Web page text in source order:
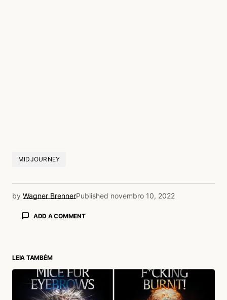
MIDJOURNEY
by Wagner BrennerPublished novembro 10, 2022
ADD A COMMENT
LEIA TAMBÉM